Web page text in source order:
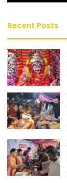
Recent Posts